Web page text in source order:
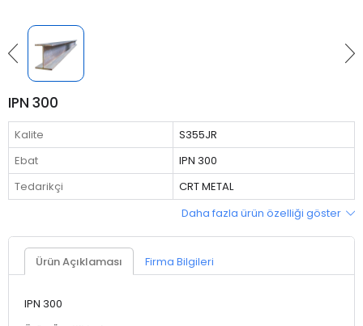
IPN 300
Kalite
S355JR
Ebat
IPN 300
Tedarikçi
CRT METAL
Daha fazla ürün özelliği göster
Ürün Açıklaması Firma Bilgileri
IPN 300